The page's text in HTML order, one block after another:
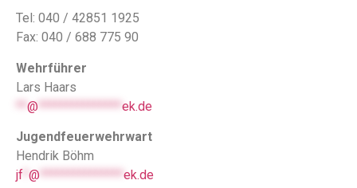
Tel: 040 / 42851 1925
Fax: 040 / 688 775 90
Wehrführer
Lars Haars
** @ *************** ek.de
Jugendfeuerwehrwart
Hendrik Böhm
jf @***************ek.de